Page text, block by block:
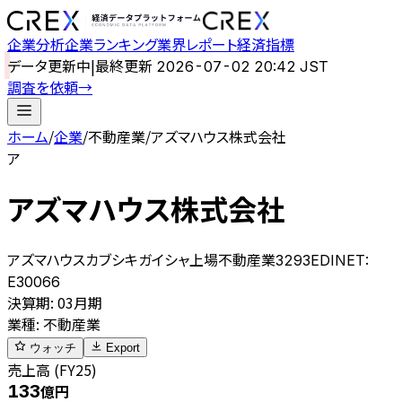
企業分析企業ランキング業界レポート経済指標
データ更新中|最終更新 2026-07-02 20:42 JST
調査を依頼→
ホーム/企業/不動産業/アズマハウス株式会社
ア
アズマハウス株式会社
アズマハウスカブシキガイシャ 上場不動産業3293EDINET:
E30066
決算期: 03月期
業種: 不動産業
ウォッチ Export
売上高 (FY25)
133億円